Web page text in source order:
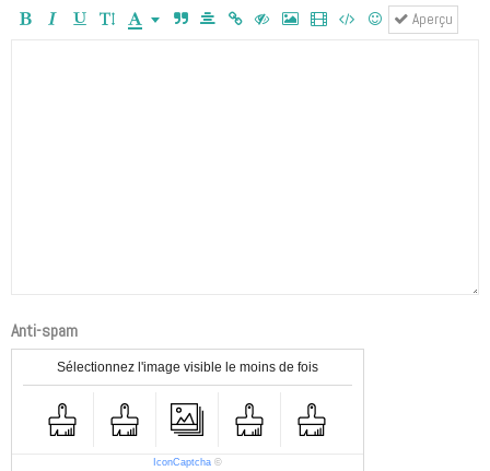
Aperçu
Anti-spam
Sélectionnez l'image visible le moins de fois
IconCaptcha ©